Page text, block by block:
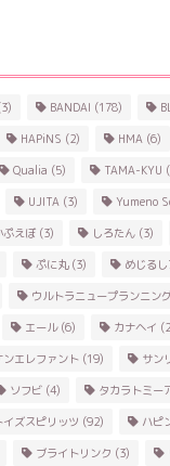
BANDAI (178)
HAPiNS (2) HMA (6)
Qualia (5) TAMA-KYU
UJITA (3) Yumeno
ぷえぼ (3) しろたん (3)
ぷに丸(3) めじる
ウルトラニュープランニン
エール(6) カナヘイ
ンエレファント (19) サン
ソフビ (4) タカラトミー
イズスピリッツ (92) ハピ
ブライトリンク (3)